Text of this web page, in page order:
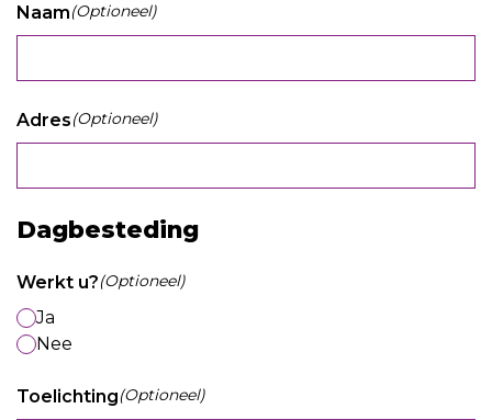
Naam(Optioneel)
Adres(Optioneel)
Dagbesteding
Werkt u?(Optioneel)
Ja
Nee
Toelichting(Optioneel)